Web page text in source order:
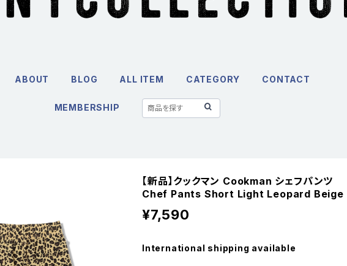
ABOUT BLOG ALL ITEM CATEGORY CONTACT
MEMBERSHIP
【新品】クックマン Cookman シェフパンツ
Chef Pants Short Light Leopard Beige
¥7,590
International shipping available